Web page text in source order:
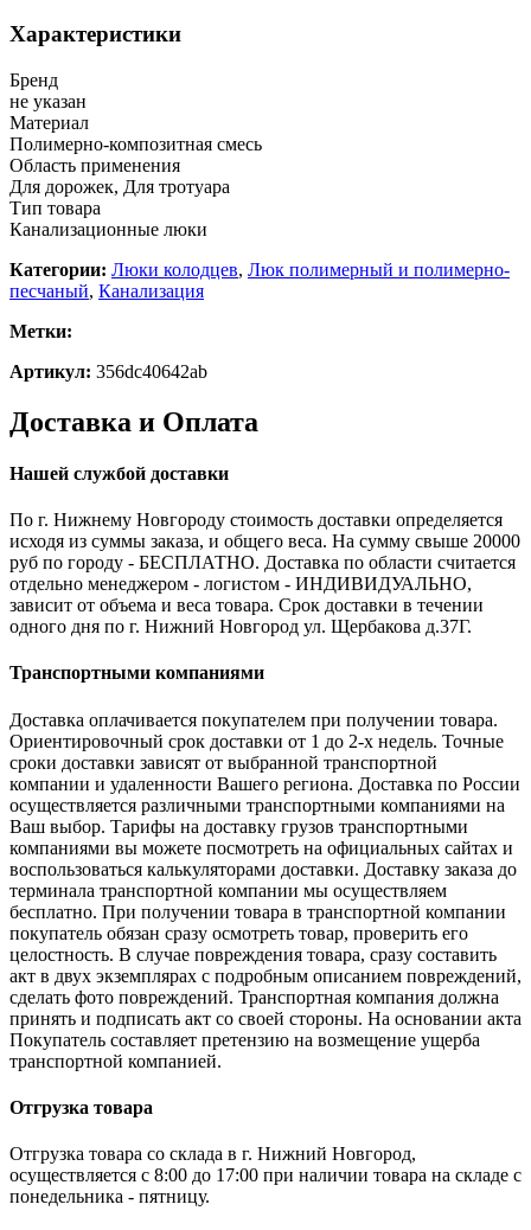
Характеристики
Бренд
не указан
Материал
Полимерно-композитная смесь
Область применения
Для дорожек, Для тротуара
Тип товара
Канализационные люки
Категории: Люки колодцев, Люк полимерный и полимерно-
песчаный, Канализация
Метки:
Артикул: 356dc40642ab
Доставка и Оплата
Нашей службой доставки
По г. Нижнему Новгороду стоимость доставки определяется
исходя из суммы заказа, и общего веса. На сумму свыше 20000
руб по городу - БЕСПЛАТНО. Доставка по области считается
отдельно менеджером - логистом - ИНДИВИДУАЛЬНО,
зависит от объема и веса товара. Срок доставки в течении
одного дня по г. Нижний Новгород ул. Щербакова д.37Г.
Транспортными компаниями
Доставка оплачивается покупателем при получении товара.
Ориентировочный срок доставки от 1 до 2-х недель. Точные
сроки доставки зависят от выбранной транспортной
компании и удаленности Вашего региона. Доставка по России
осуществляется различными транспортными компаниями на
Ваш выбор. Тарифы на доставку грузов транспортными
компаниями вы можете посмотреть на официальных сайтах и
воспользоваться калькуляторами доставки. Доставку заказа до
терминала транспортной компании мы осуществляем
бесплатно. При получении товара в транспортной компании
покупатель обязан сразу осмотреть товар, проверить его
целостность. В случае повреждения товара, сразу составить
акт в двух экземплярах с подробным описанием повреждений,
сделать фото повреждений. Транспортная компания должна
принять и подписать акт со своей стороны. На основании акта
Покупатель составляет претензию на возмещение ущерба
транспортной компанией.
Отгрузка товара
Отгрузка товара со склада в г. Нижний Новгород,
осуществляется с 8:00 до 17:00 при наличии товара на складе с
понедельника - пятницу.